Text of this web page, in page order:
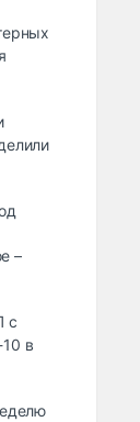
–
с
в